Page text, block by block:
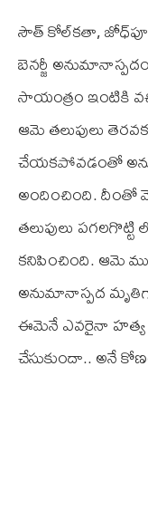
సౌత్ కోల్‌కతా,
బెనర్జీ
సాయంత్రం ఇంటికి
ఆమె తలుపులు
చేయకపోవడంతో
అందించింది. దీంతో
తలుపులు పగలగొట్టి
కనిపించింది. ఆమె
అనుమానాస్పద
ఈమెనే ఎవరైనా హత్య
చేసుకుందా.. అనే